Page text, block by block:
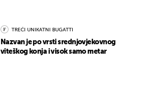
TREĆI UNIKATNI BUGATTI
Nazvan je po vrsti srednjovjekovnog
viteškog konja i visok samo metar